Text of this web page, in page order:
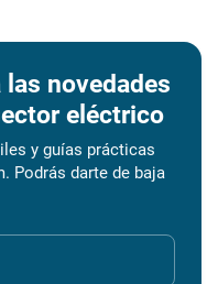
las novedades
eléctrico
y guías prácticas
Podrás darte de baja